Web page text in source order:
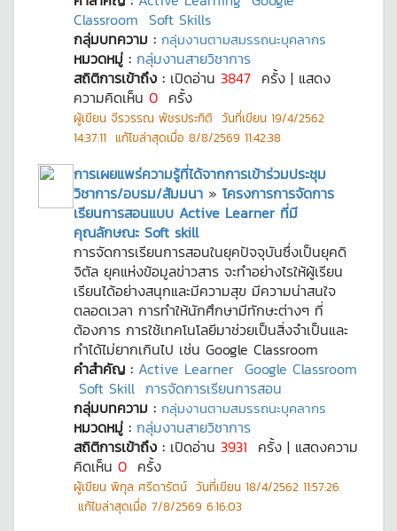
Classroom Soft Skills
กลุ่มบทความ : กลุ่มงานตามสมรรถนะบุคลากร
หมวดหมู่ : กลุ่มงานสายวิชาการ
สถิติการเข้าถึง : เปิดอ่าน 3847 ครั้ง | แสดง
ความคิดเห็น 0 ครั้ง
ผู้เขียน จีรวรรณ พัชรประกิติ วันที่เขียน 19/4/2562
14:37:11 แก้ไขล่าสุดเมื่อ 8/8/2569 11:42:38
การเผยแพร่ความรู้ที่ได้จากการเข้าร่วมประชุม
วิชาการ/อบรม/สัมมนา » โครงการการจัดการ
เรียนการสอนแบบ Active Learner ที่มี
คุณลักษณะ Soft skill
การจัดการเรียนการสอนในยุคปัจจุบันซึ่งเป็นยุคดิ
จิตัล ยุคแห่งข้อมูลข่าวสาร จะทำอย่างไรให้ผู้เรียน
เรียนได้อย่างสนุกและมีความสุข มีความน่าสนใจ
ตลอดเวลา การทำให้นักศึกษามีทักษะต่างๆ ที่
ต้องการ การใช้เทคโนโลยีมาช่วยเป็นสิ่งจำเป็นและ
ทำได้ไม่ยากเกินไป เช่น Google Classroom
คำสำคัญ : Active Learner Google Classroom
Soft Skill การจัดการเรียนการสอน
กลุ่มบทความ : กลุ่มงานตามสมรรถนะบุคลากร
หมวดหมู่ : กลุ่มงานสายวิชาการ
สถิติการเข้าถึง : เปิดอ่าน 3931 ครั้ง | แสดงความ
คิดเห็น 0 ครั้ง
ผู้เขียน พิกุล ศรีดารัตน์ วันที่เขียน 18/4/2562 11:57:26
แก้ไขล่าสุดเมื่อ 7/8/2569 6:16:03